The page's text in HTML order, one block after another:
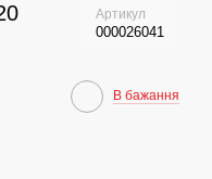
Артикул
000026041
В бажання